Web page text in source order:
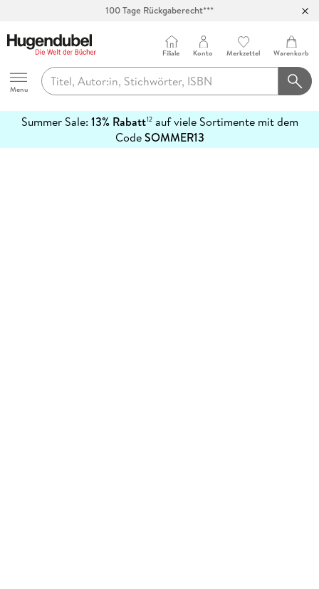
100 Tage Rückgaberecht***
Hugendubel
Menu
Filiale Konto Merkzettel Warenkorb
Summer Sale: 13% Rabatt12auf viele Sortimente mit dem
CodeSOMMER13
erfahren